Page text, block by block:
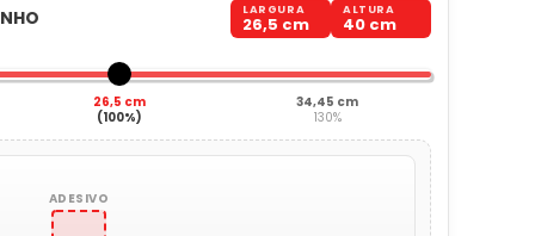
LARGURA
26,5 cm
ALTURA
40 cm
26,5 cm
(100%)
34,45 cm
130%
ADESIVO